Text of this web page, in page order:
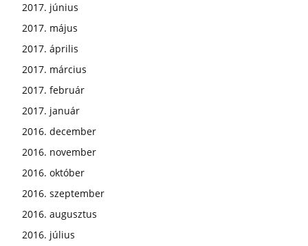
2017. június
2017. május
2017. április
2017. március
2017. február
2017. január
2016. december
2016. november
2016. október
2016. szeptember
2016. augusztus
2016. július